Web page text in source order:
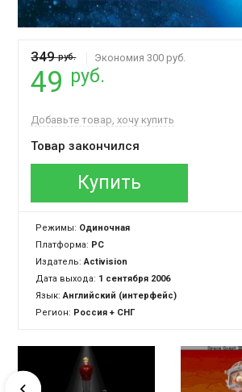
349руб. Экономия 300 руб.
49 руб.
Добавьте товар, хочу купить
Товар закончился
Купить
Режимы: Одиночная
Платформа: PC
Издатель:Activision
Дата выхода: 1 сентября 2006
Язык:Английский (интерфейс)
Регион: Россия + СНГ